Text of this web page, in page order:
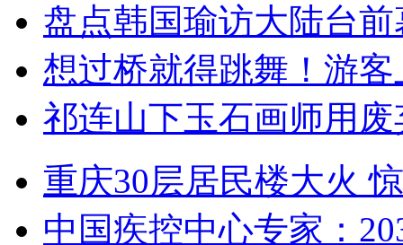
盘点韩国瑜访大陆台
想过桥就得跳舞！游客
祁连山下玉石画师用
重庆30层居民楼大火
中国疾控中心专家：